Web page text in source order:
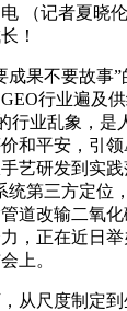
（记者夏晓
！
果不要故事”
行业遍及
行业乱象，
和平安，引
艺研发到实
统第三方定位
道改输二氧
，正在近日
上。
尺度制定到